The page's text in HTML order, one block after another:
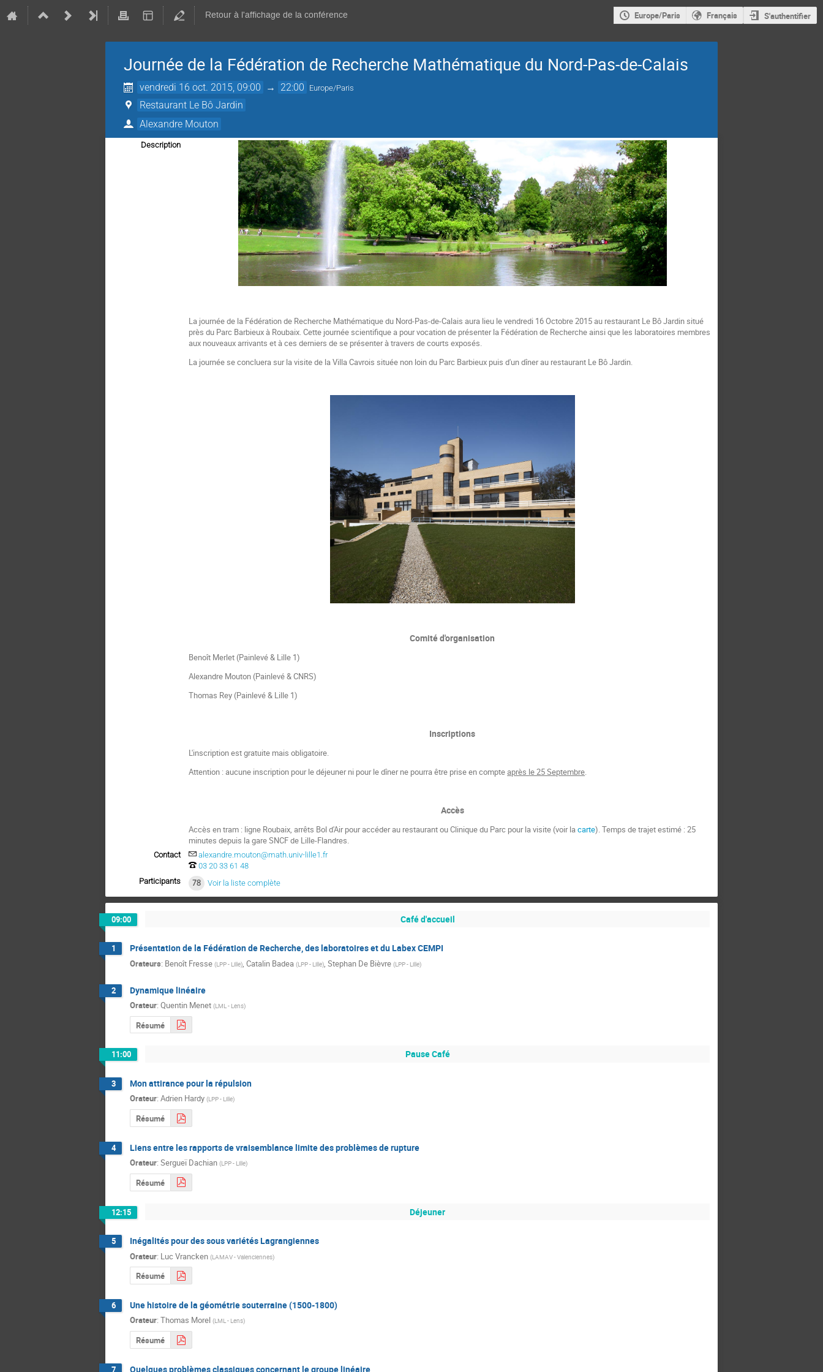
Retour à l'affichage de la conférence Europe/Paris Français S'authentifier
Journée de la Fédération de Recherche Mathématique du Nord-Pas-de-Calais
vendredi 16 oct. 2015, 09:00 → 22:00 Europe/Paris
Restaurant Le Bô Jardin
Alexandre Mouton
Description
La journée de la Fédération de Recherche Mathématique du Nord-Pas-de-Calais aura lieu le vendredi 16 Octobre 2015 au restaurant Le Bô Jardin situé
près du Parc Barbieux à Roubaix. Cette journée scientifique a pour vocation de présenter la Fédération de Recherche ainsi que les laboratoires membres
aux nouveaux arrivants et à ces derniers de se présenter à travers de courts exposés.
La journée se concluera sur la visite de la Villa Cavrois située non loin du Parc Barbieux puis d'un dîner au restaurant Le Bô Jardin.
Comité d'organisation
Benoît Merlet (Painlevé & Lille 1)
Alexandre Mouton (Painlevé & CNRS)
Thomas Rey (Painlevé & Lille 1)
Inscriptions
L'inscription est gratuite mais obligatoire.
Attention : aucune inscription pour le déjeuner ni pour le dîner ne pourra être prise en compteaprès le 25 Septembre.
Accès
Accès en tram : ligne Roubaix, arrêts Bol d'Air pour accéder au restaurant ou Clinique du Parc pour la visite (voir lacarte). Temps de trajet estimé : 25
minutes depuis la gare SNCF de Lille-Flandres.
Contact
alexandre.mouton@math.univ-lille1.fr
03 20 33 61 48
Participants
78 Voir la liste complète
09:00 Café d'accueil
1 Présentation de la Fédération de Recherche, des laboratoires et du Labex CEMPI
Orateurs: Benoît Fresse (LPP - Lille) Catalin Badea (LPP - Lille) Stephan De Bièvre (LPP - Lille)
2 Dynamique linéaire
Orateur: Quentin Menet (LML - Lens)
Résumé
11:00 Pause Café
3 Mon attirance pour la répulsion
Orateur: Adrien Hardy (LPP - Lille)
Résumé
4 Liens entre les rapports de vraisemblance limite des problèmes de rupture
Orateur: Sergueï Dachian (LPP - Lille)
Résumé
12:15 Déjeuner
5 Inégalités pour des sous variétés Lagrangiennes
Orateur: Luc Vrancken (LAMAV - Valenciennes)
Résumé
6 Une histoire de la géométrie souterraine (1500-1800)
Orateur: Thomas Morel (LML - Lens)
Résumé
7 Quelques problèmes classiques concernant le groupe linéaire